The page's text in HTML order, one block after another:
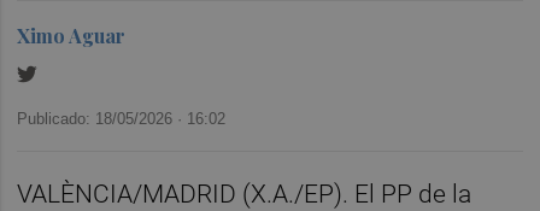
Ximo Aguar
Publicado: 18/05/2026 · 16:02
VALÈNCIA/MADRID (X.A./EP). El PP de la